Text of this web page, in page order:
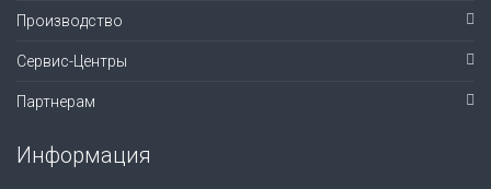
Производство
Сервис-Центры
Партнерам
Информация